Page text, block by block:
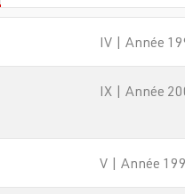
IV | Année
IX | Année
V | Année